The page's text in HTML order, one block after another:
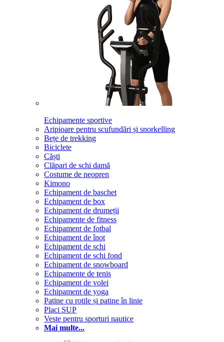
Echipamente sportive
Aripioare pentru scufundări și snorkelling
Bețe de trekking
Biciclete
Căști
Clăpari de schi damă
Costume de neopren
Kimono
Echipament de baschet
Echipament de box
Echipament de drumeții
Echipamente de fitness
Echipament de fotbal
Echipament de înot
Echipament de schi
Echipament de schi fond
Echipament de snowboard
Echipamente de tenis
Echipament de volei
Echipament de yoga
Patine cu rotile și patine în linie
Placi SUP
Veste pentru sporturi nautice
Mai multe...